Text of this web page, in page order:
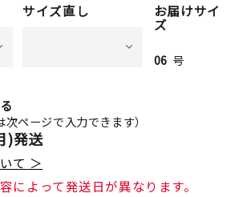
在庫ありのみ
サイズ直し お届けサイ
ズ
06 号
次ページで入力できます）
)発送
て ＞
によって発送日が異なります。